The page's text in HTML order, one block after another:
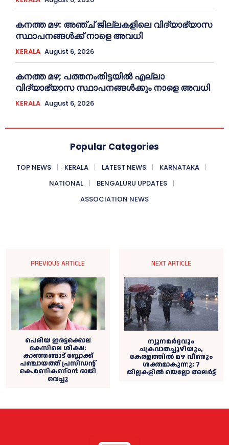
കനത്ത മഴ: അഞ്ച് ജില്ലകളിലെ വിദ്യാഭ്യാസ
സ്ഥാപനങ്ങൾക്ക് നാളെ അവധി
KERALA August 6, 2026
കനത്ത മഴ; പത്തനംതിട്ടയില്‍ എല്ലാ
വിദ്യാഭ്യാസ സ്ഥാപനങ്ങള്‍ക്കും നാളെ അവധി
KERALA August 6, 2026
Popular Categories
TOP NEWS KERALA LATEST NEWS
KARNATAKA
NATIONAL
BENGALURU UPDATES
ASSOCIATION NEWS
PREVIOUS ARTICLE
പെരിയ ഇരട്ടക്കൊല
കേസിലെ ശിക്ഷ:
കാഞ്ഞങ്ങാട് ബ്ലോക്ക്
പഞ്ചായത്ത് പ്രസിഡൻ്റ്
കെ.മണികണ്ഠൻ രാജി
വെച്ചു
NEXT ARTICLE
ന്യൂനമര്‍ദ്ദവും
ചക്രവാതച്ചുഴിയും,
കേരളത്തില്‍ മഴ വീണ്ടും
ശക്തമാകുന്നു; 7
ജില്ലകളില്‍ യെല്ലോ അലര്‍ട്ട്